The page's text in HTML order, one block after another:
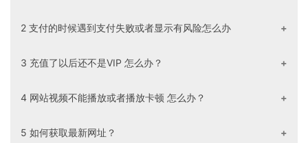
即开通--->选择支付支付方式和支付渠道--->点击支付
2 支付的时候遇到支付失败或者显示有风险怎么办
3 充值了以后还不是VIP 怎么办？
用户名 和 支付截图发送给客服。
4 网站视频不能播放或者播放卡顿 怎么办？
上方法都不行的话 请联系在线客服 或者 点击反馈按钮进行反
5 如何获取最新网址？